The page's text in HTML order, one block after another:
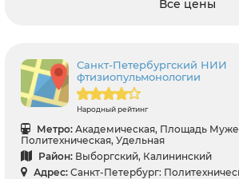
Все цены
Санкт-Петербургский НИИ
фтизиопульмонологии
Народный рейтинг
Метро: Академическая, Площадь
Политехническая, Удельная
Район: Выборгский, Калининский
Адрес: Санкт-Петербург: